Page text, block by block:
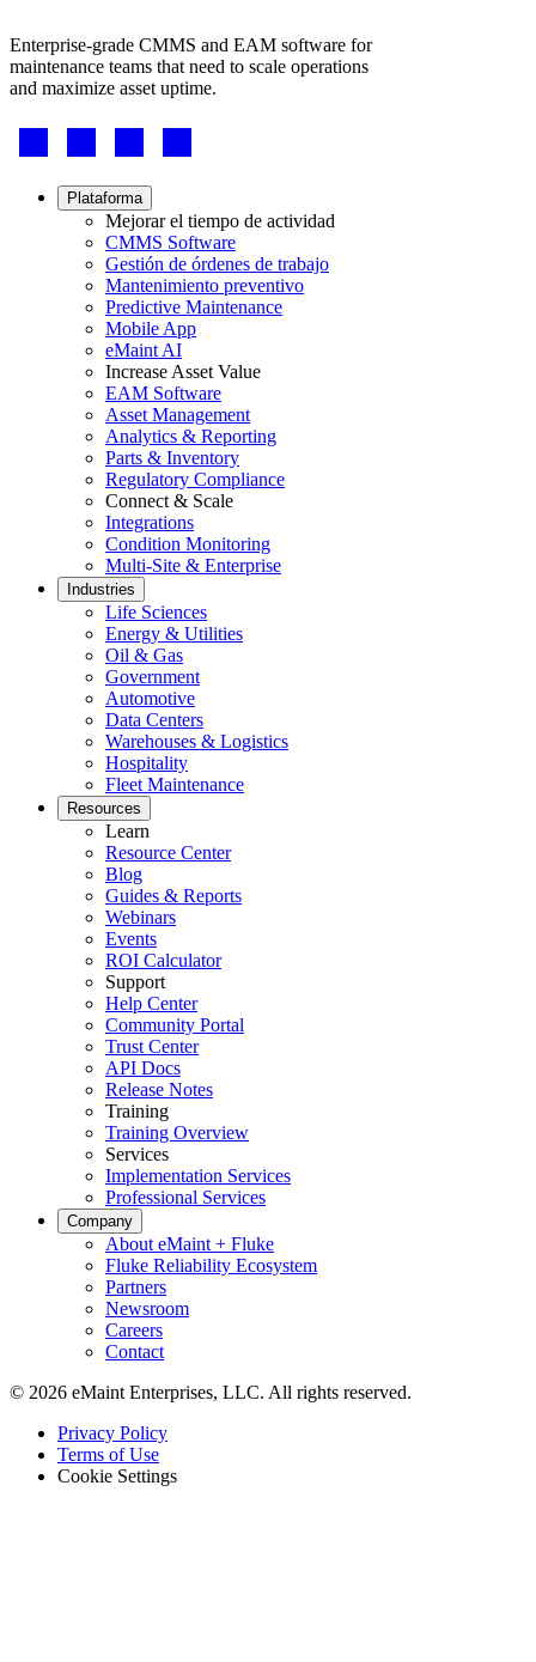
Análisis e Informes
KPI, paneles personalizados, exportaciones
Piezas e Inventario
Control de almacén, reposición, conteos cíclicos
Gobierno
Cumplimiento y adquisiciones del sector público
Energía y Servicios Públicos
Generación, T&D, energías renovables
Enterprise-grade CMMS and EAM software for
maintenance teams that need to scale operations
and maximize asset uptime.
Footer
Footer Plataforma
Mejorar el tiempo de actividad
CMMS Software
Gestión de órdenes de trabajo
Mantenimiento preventivo
Predictive Maintenance
Mobile App
eMaint AI
Increase Asset Value
EAM Software
Asset Management
Analytics & Reporting
Parts & Inventory
Regulatory Compliance
Connect & Scale
Integrations
Condition Monitoring
Multi-Site & Enterprise
Industries
Life Sciences
Energy & Utilities
Oil & Gas
Government
Automotive
Data Centers
Warehouses & Logistics
Hospitality
Fleet Maintenance
Resources
Learn
Resource Center
Blog
Guides & Reports
Webinars
Events
ROI Calculator
Support
Help Center
Community Portal
Trust Center
API Docs
Release Notes
Training
Training Overview
Services
Implementation Services
Professional Services
Company
About eMaint + Fluke
Fluke Reliability Ecosystem
Partners
Newsroom
Careers
Contact
© 2026 eMaint Enterprises, LLC. All rights reserved.
Footer
Legal
Privacy Policy
Terms of Use
Cookie Settings